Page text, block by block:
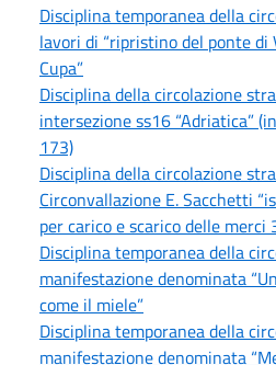
Disciplina temporanea della
lavori di “ripristino del ponte
Cupa”
Disciplina della circolazione
intersezione ss16 “Adriatica”
173)
Disciplina della circolazione
Circonvallazione E. Sacchetti
per carico e scarico delle merci
Disciplina temporanea della
manifestazione denominata
come il miele”
Disciplina temporanea della
manifestazione denominata